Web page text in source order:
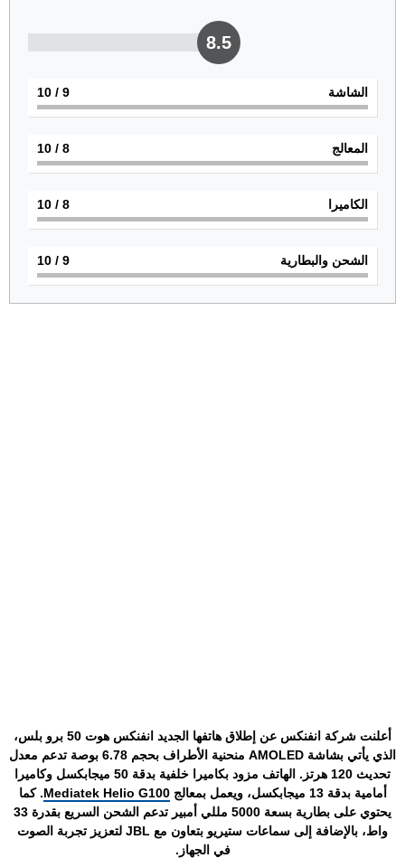
8.5
الشاشة 9
/ 10
المعالج 8
/ 10
الكاميرا 8
/ 10
الشحن والبطارية 9
/ 10
أعلنت شركة انفنكس عن إطلاق هاتفها الجديد انفنكس هوت 50 برو بلس،
الذي يأتي بشاشة AMOLED منحنية الأطراف بحجم 6.78 بوصة تدعم معدل
تحديث 120 هرتز. الهاتف مزود بكاميرا خلفية بدقة 50 ميجابكسل وكاميرا
أمامية بدقة 13 ميجابكسل، ويعمل بمعالج
Mediatek Helio G100. كما
يحتوي على بطارية بسعة 5000 مللي أمبير تدعم الشحن السريع بقدرة 33
واط، بالإضافة إلى سماعات ستيريو بتعاون مع JBL لتعزيز تجربة الصوت
في الجهاز.